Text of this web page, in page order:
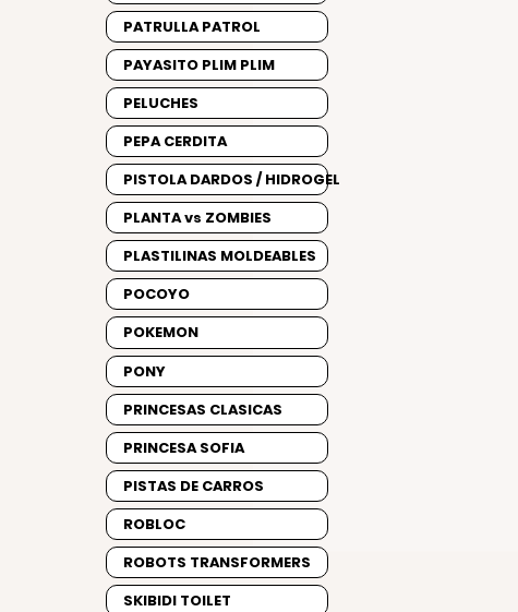
PATRULLA PATROL
PAYASITO PLIM PLIM
PELUCHES
PEPA CERDITA
PISTOLA DARDOS / HIDROGEL
PLANTA vs ZOMBIES
PLASTILINAS MOLDEABLES
POCOYO
POKEMON
PONY
PRINCESAS CLASICAS
PRINCESA SOFIA
PISTAS DE CARROS
ROBLOC
ROBOTS TRANSFORMERS
SKIBIDI TOILET